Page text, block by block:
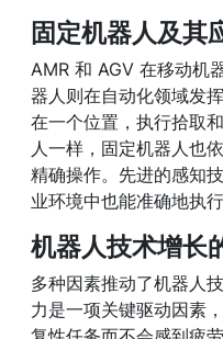
固定机器人及其
AMR 和 AGV 在移动机
器人则在自动化领域发
在一个位置，执行拾取
人一样，固定机器人也
精确操作。先进的感知
业环境中也能准确地执行
机器人技术增长
多种因素推动了机器人
力是一项关键驱动因素